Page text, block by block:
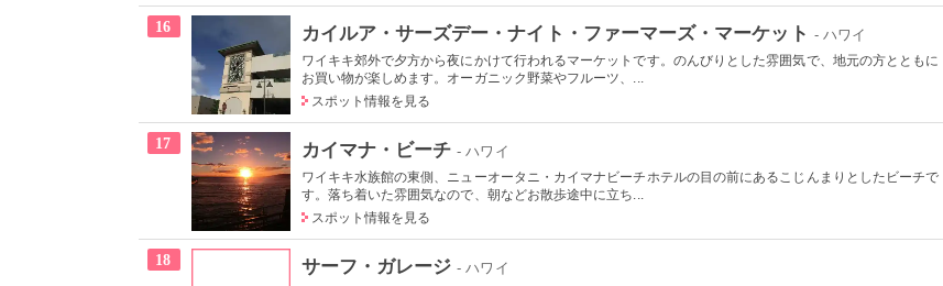
16 カイルア・サーズデー・ナイト・ファーマーズ・マーケット - ハワイ
ワイキキ郊外で夕方から夜にかけて行われるマーケットです。のんびりとした雰囲気で、地元の方とともに
お買い物が楽しめます。オーガニック野菜やフルーツ、...
スポット情報を見る
17 カイマナ・ビーチ - ハワイ
ワイキキ水族館の東側、ニューオータニ・カイマナビーチホテルの目の前にあるこじんまりとしたビーチで
す。落ち着いた雰囲気なので、朝などお散歩途中に立ち...
スポット情報を見る
18 サーフ・ガレージ - ハワイ